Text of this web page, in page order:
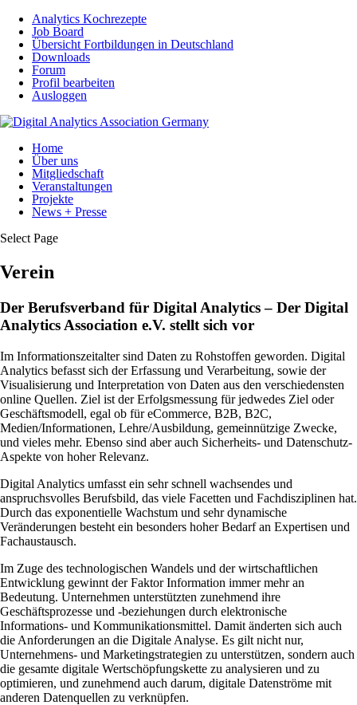
Analytics Kochrezepte
Job Board
Übersicht Fortbildungen in Deutschland
Downloads
Forum
Profil bearbeiten
Ausloggen
Home
Über uns
Mitgliedschaft
Veranstaltungen
Projekte
News + Presse
Select Page
Verein
Der Berufsverband für Digital Analytics – Der Digital
Analytics Association e.V. stellt sich vor
Im Informationszeitalter sind Daten zu Rohstoffen geworden. Digital
Analytics befasst sich der Erfassung und Verarbeitung, sowie der
Visualisierung und Interpretation von Daten aus den verschiedensten
online Quellen. Ziel ist der Erfolgsmessung für jedwedes Ziel oder
Geschäftsmodell, egal ob für eCommerce, B2B, B2C,
Medien/Informationen, Lehre/Ausbildung, gemeinnützige Zwecke,
und vieles mehr. Ebenso sind aber auch Sicherheits- und Datenschutz-
Aspekte von hoher Relevanz.
Digital Analytics umfasst ein sehr schnell wachsendes und
anspruchsvolles Berufsbild, das viele Facetten und Fachdisziplinen hat.
Durch das exponentielle Wachstum und sehr dynamische
Veränderungen besteht ein besonders hoher Bedarf an Expertisen und
Fachaustausch.
Im Zuge des technologischen Wandels und der wirtschaftlichen
Entwicklung gewinnt der Faktor Information immer mehr an
Bedeutung. Unternehmen unterstützten zunehmend ihre
Geschäftsprozesse und -beziehungen durch elektronische
Informations- und Kommunikationsmittel. Damit änderten sich auch
die Anforderungen an die Digitale Analyse. Es gilt nicht nur,
Unternehmens- und Marketingstrategien zu unterstützen, sondern auch
die gesamte digitale Wertschöpfungskette zu analysieren und zu
optimieren, und zunehmend auch darum, digitale Datenströme mit
anderen Datenquellen zu verknüpfen.